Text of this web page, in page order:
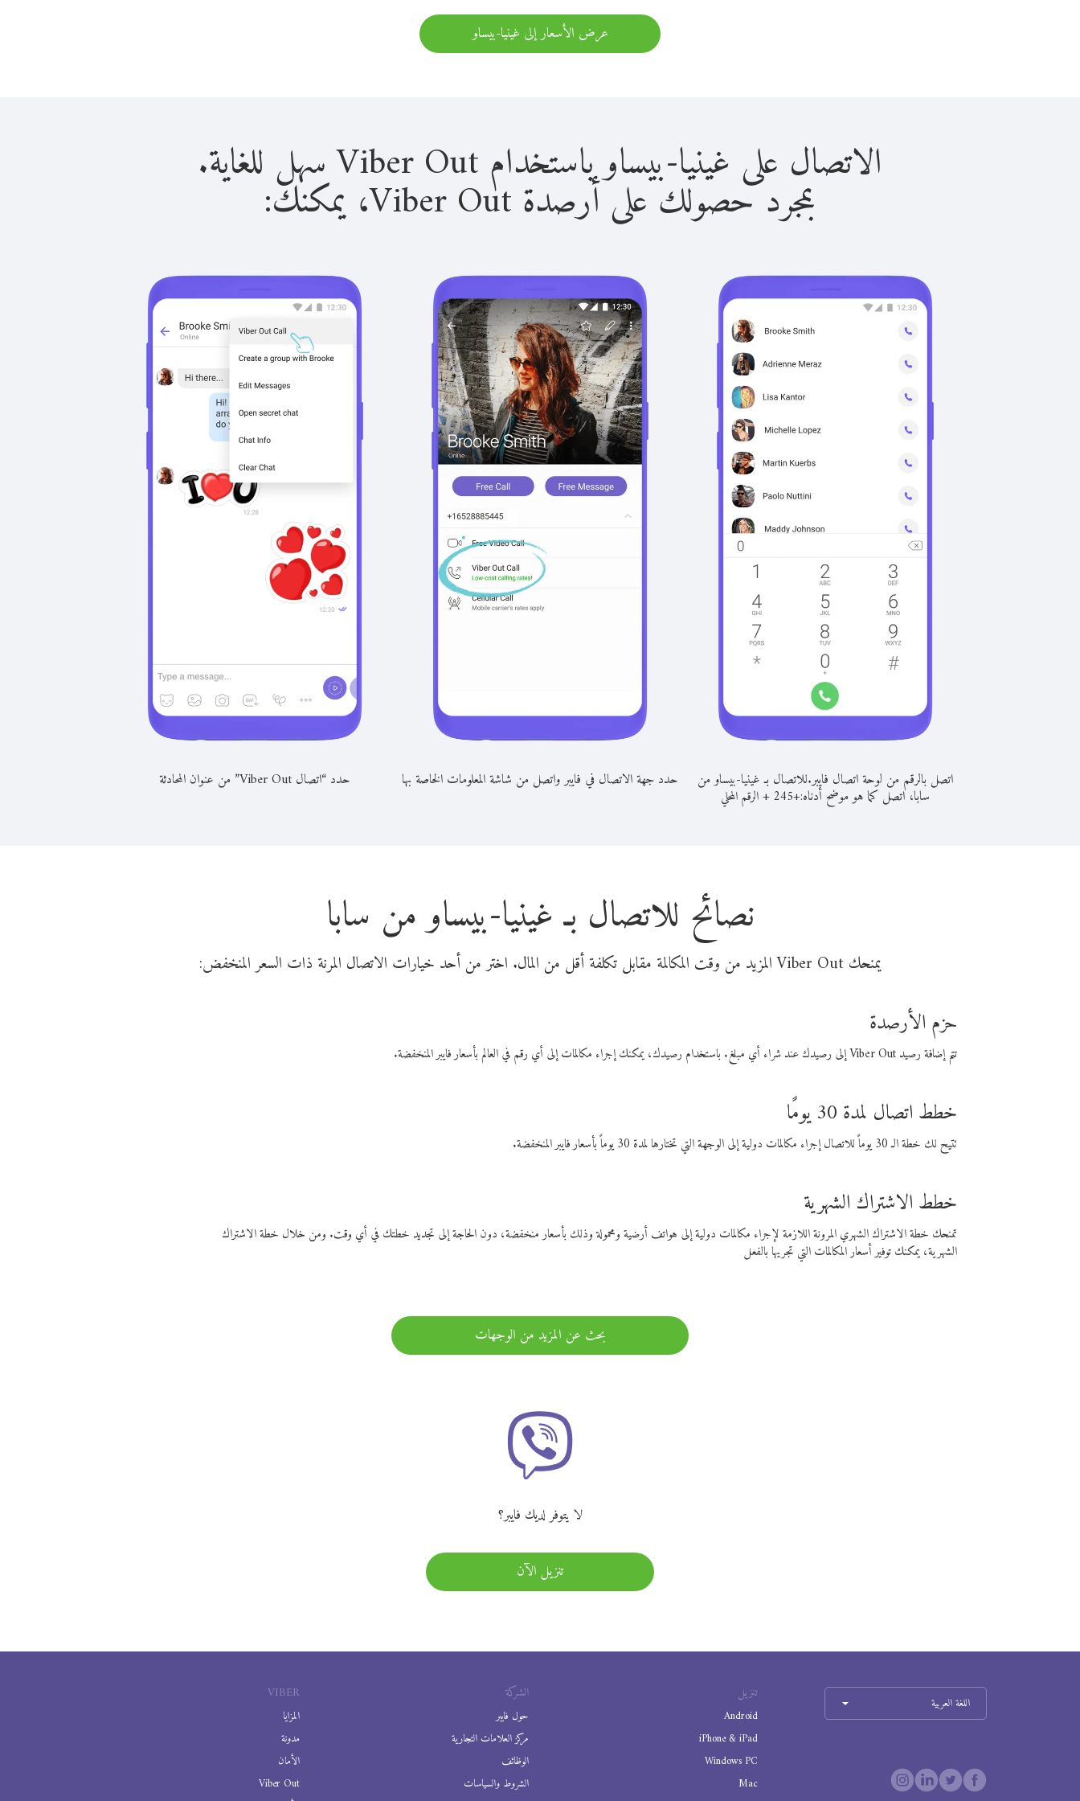
عرض الأسعار إلى غينيا-بيساو
الاتصال على غينيا-بيساو باستخدام Viber Out سهل للغاية.
بمجرد حصولك على أرصدة Viber Out، يمكنك:
اتصل بالرقم من لوحة اتصال فايبر.للاتصال بـ غينيا-بيساو من
سابا، اتصل كما هو موضح أدناه:+
245
+الرقم المحلي
حدد جهة الاتصال في فايبر واتصل من شاشة المعلومات الخاصة بها حدد “اتصال Viber Out” من عنوان المحادثة
نصائح للاتصال بـ غينيا-بيساو من سابا
يمنحك Viber Out المزيد من وقت المكالمة مقابل تكلفة أقل من المال. اختر من أحد خيارات الاتصال المرنة ذات السعر المنخفض:
حزم الأرصدة
تتم إضافة رصيد Viber Out إلى رصيدك عند شراء أي مبلغ. باستخدام رصيدك، يمكنك إجراء مكالمات إلى أي رقم في العالم بأسعار فايبر المنخفضة.
خطط اتصال لمدة 30 يومًا
تتيح لك خطة الـ 30 يوماً للاتصال إجراء مكالمات دولية إلى الوجهة التي تختارها لمدة 30 يوماً بأسعار فايبر المنخفضة.
خطط الاشتراك الشهرية
تمنحك خطة الاشتراك الشهري المرونة اللازمة لإجراء مكالمات دولية إلى هواتف أرضية ومحمولة وذلك بأسعار منخفضة، دون الحاجة إلى تجديد خطتك في أي وقت. ومن خلال خطة الاشتراك
الشهرية، يمكنك توفير أسعار المكالمات التي تجريها بالفعل
بحث عن المزيد من الوجهات
لا يتوفر لديك فايبر؟
تنزيل الآن
VIBER
المزايا
مدونة
الأمان
Viber Out
الشركة
حول فايبر
مركز العلامات التجارية
الوظائف
الشروط والسياسات
تنزيل
Android
iPhone & iPad
Windows PC
Mac
اللغة العربية